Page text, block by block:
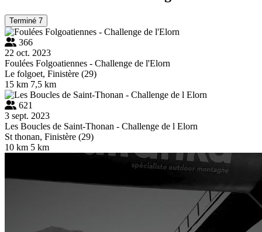
Terminé 7
366
22 oct. 2023
Foulées Folgoatiennes - Challenge de l'Elorn
Le folgoet, Finistère (29)
15 km 7,5 km
621
3 sept. 2023
Les Boucles de Saint-Thonan - Challenge de l Elorn
St thonan, Finistère (29)
10 km 5 km